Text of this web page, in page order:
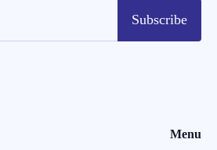
Subscribe
Menu